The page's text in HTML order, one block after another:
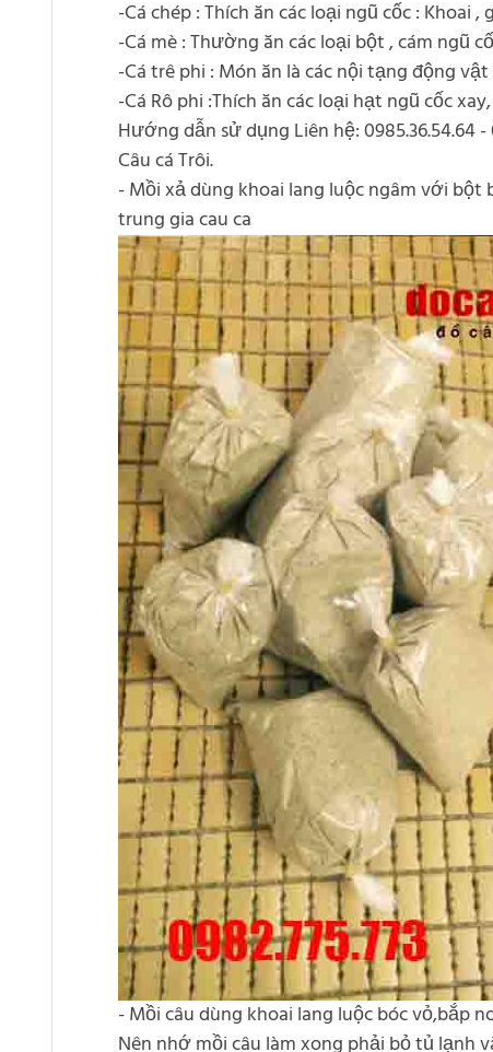
-Cá chép : Thích ăn các loại ngũ cốc : Khoai
-Cá mè : Thường ăn các loại bột , cám ngũ
-Cá trê phi : Món ăn là các nội tạng động
-Cá Rô phi :Thích ăn các loại hạt ngũ cốc
Hướng dẫn sử dụng Liên hệ: 0985.36.54.64 -
Câu cá Trôi.
- Mồi xả dùng khoai lang luộc ngâm với
trung gia cau ca
- Mồi câu dùng khoai lang luộc bóc vỏ,bắp
Nên nhớ mồi câu làm xong phải bỏ tủ lạnh